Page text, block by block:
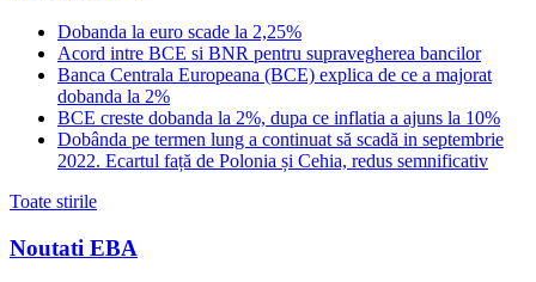
Dobanda la euro scade la 2,25%
Acord intre BCE si BNR pentru supravegherea bancilor
Banca Centrala Europeana (BCE) explica de ce a majorat
dobanda la 2%
BCE creste dobanda la 2%, dupa ce inflatia a ajuns la 10%
Dobânda pe termen lung a continuat să scadă in septembrie
2022. Ecartul față de Polonia și Cehia, redus semnificativ
Toate stirile
Noutati EBA